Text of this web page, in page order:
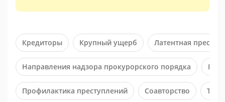
Кредиторы Крупный ущерб Латентная
Направления надзора прокурорского порядка
Профилактика преступлений Соавторство